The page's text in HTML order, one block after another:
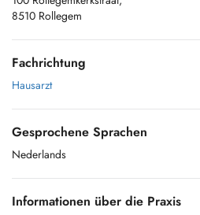
8510 Rollegem
Fachrichtung
Hausarzt
Gesprochene Sprachen
Nederlands
Informationen über die Praxis